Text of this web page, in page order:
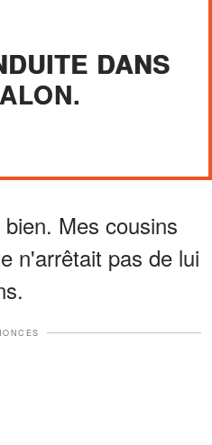
DANS
Mes cousins
n'arrêtait pas de lui